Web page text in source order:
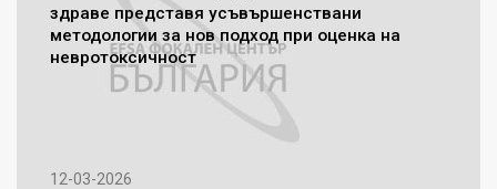
здраве представя усъвършенствани
методологии за нов подход при оценка на
невротоксичност
12-03-2026